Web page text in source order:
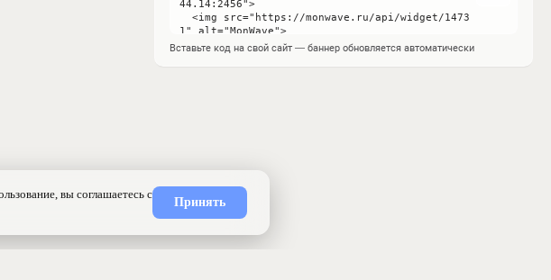
Вставьте код на свой сайт — баннер обновляется автоматически